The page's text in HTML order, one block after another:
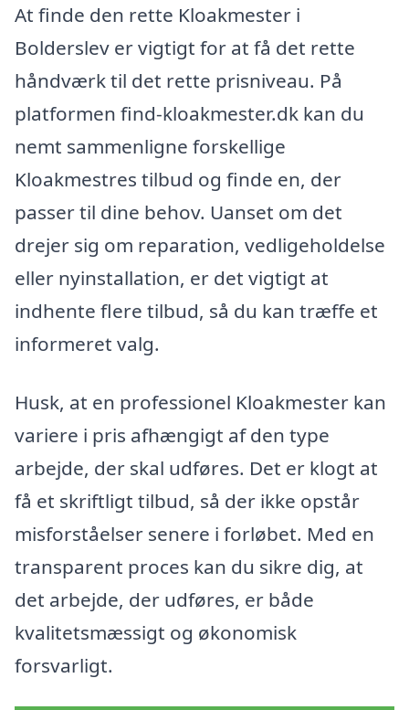
At finde den rette Kloakmester i
Bolderslev er vigtigt for at få det rette
håndværk til det rette prisniveau. På
platformen find-kloakmester.dk kan du
nemt sammenligne forskellige
Kloakmestres tilbud og finde en, der
passer til dine behov. Uanset om det
drejer sig om reparation, vedligeholdelse
eller nyinstallation, er det vigtigt at
indhente flere tilbud, så du kan træffe et
informeret valg.
Husk, at en professionel Kloakmester kan
variere i pris afhængigt af den type
arbejde, der skal udføres. Det er klogt at
få et skriftligt tilbud, så der ikke opstår
misforståelser senere i forløbet. Med en
transparent proces kan du sikre dig, at
det arbejde, der udføres, er både
kvalitetsmæssigt og økonomisk
forsvarligt.